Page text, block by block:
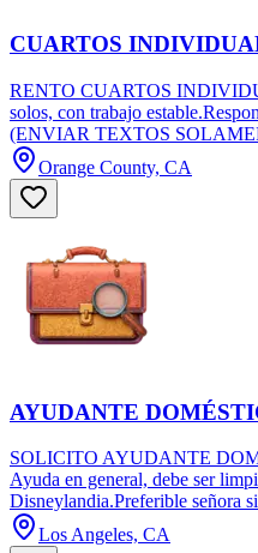
CUARTOS
RENTO CUARTOS
solos, con trabajo
(ENVIAR TEXTOS
Orange County, CA
AYUDANTE
SOLICITO AYUDANTE
Ayuda en general, debe ser
Disneylandia.Preferible señora
Los Angeles, CA